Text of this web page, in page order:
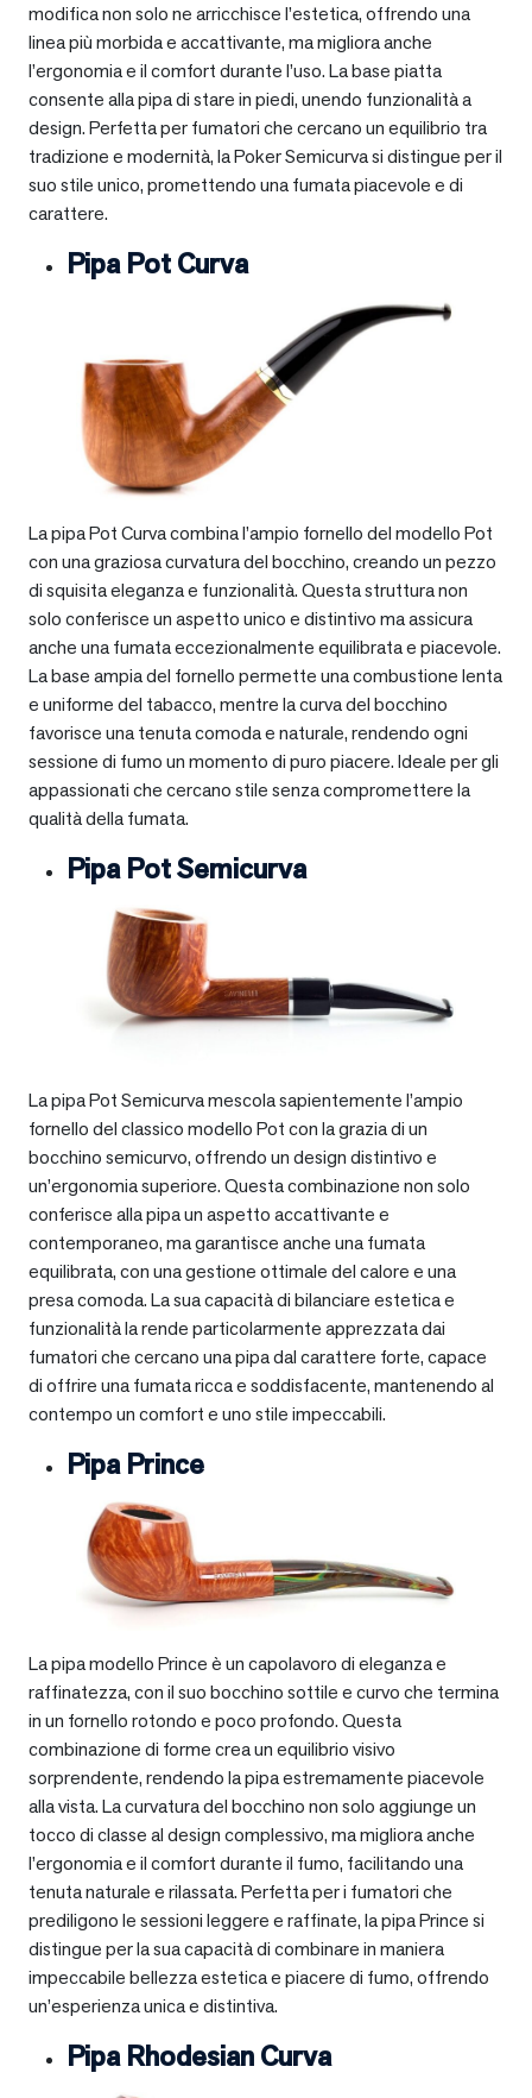
modifica non solo ne arricchisce l’estetica, offrendo una
linea più morbida e accattivante, ma migliora anche
l’ergonomia e il comfort durante l’uso. La base piatta
consente alla pipa di stare in piedi, unendo funzionalità a
design. Perfetta per fumatori che cercano un equilibrio tra
tradizione e modernità, la Poker Semicurva si distingue per il
suo stile unico, promettendo una fumata piacevole e di
carattere.
Pipa Pot Curva
La pipa Pot Curva combina l’ampio fornello del modello Pot
con una graziosa curvatura del bocchino, creando un pezzo
di squisita eleganza e funzionalità. Questa struttura non
solo conferisce un aspetto unico e distintivo ma assicura
anche una fumata eccezionalmente equilibrata e piacevole.
La base ampia del fornello permette una combustione lenta
e uniforme del tabacco, mentre la curva del bocchino
favorisce una tenuta comoda e naturale, rendendo ogni
sessione di fumo un momento di puro piacere. Ideale per gli
appassionati che cercano stile senza compromettere la
qualità della fumata.
Pipa Pot Semicurva
La pipa Pot Semicurva mescola sapientemente l’ampio
fornello del classico modello Pot con la grazia di un
bocchino semicurvo, offrendo un design distintivo e
un’ergonomia superiore. Questa combinazione non solo
conferisce alla pipa un aspetto accattivante e
contemporaneo, ma garantisce anche una fumata
equilibrata, con una gestione ottimale del calore e una
presa comoda. La sua capacità di bilanciare estetica e
funzionalità la rende particolarmente apprezzata dai
fumatori che cercano una pipa dal carattere forte, capace
di offrire una fumata ricca e soddisfacente, mantenendo al
contempo un comfort e uno stile impeccabili.
Pipa Prince
La pipa modello Prince è un capolavoro di eleganza e
raffinatezza, con il suo bocchino sottile e curvo che termina
in un fornello rotondo e poco profondo. Questa
combinazione di forme crea un equilibrio visivo
sorprendente, rendendo la pipa estremamente piacevole
alla vista. La curvatura del bocchino non solo aggiunge un
tocco di classe al design complessivo, ma migliora anche
l’ergonomia e il comfort durante il fumo, facilitando una
tenuta naturale e rilassata. Perfetta per i fumatori che
prediligono le sessioni leggere e raffinate, la pipa Prince si
distingue per la sua capacità di combinare in maniera
impeccabile bellezza estetica e piacere di fumo, offrendo
un’esperienza unica e distintiva.
Pipa Rhodesian Curva